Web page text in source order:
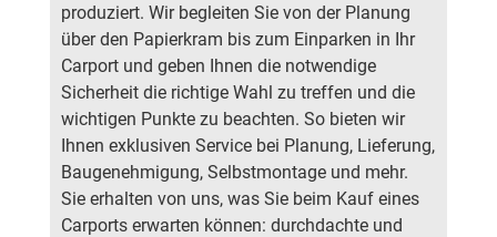
produziert. Wir begleiten Sie von der Planung
über den Papierkram bis zum Einparken in Ihr
Carport und geben Ihnen die notwendige
Sicherheit die richtige Wahl zu treffen und die
wichtigen Punkte zu beachten. So bieten wir
Ihnen exklusiven Service bei Planung, Lieferung,
Baugenehmigung, Selbstmontage und mehr.
Sie erhalten von uns, was Sie beim Kauf eines
Carports erwarten können: durchdachte und